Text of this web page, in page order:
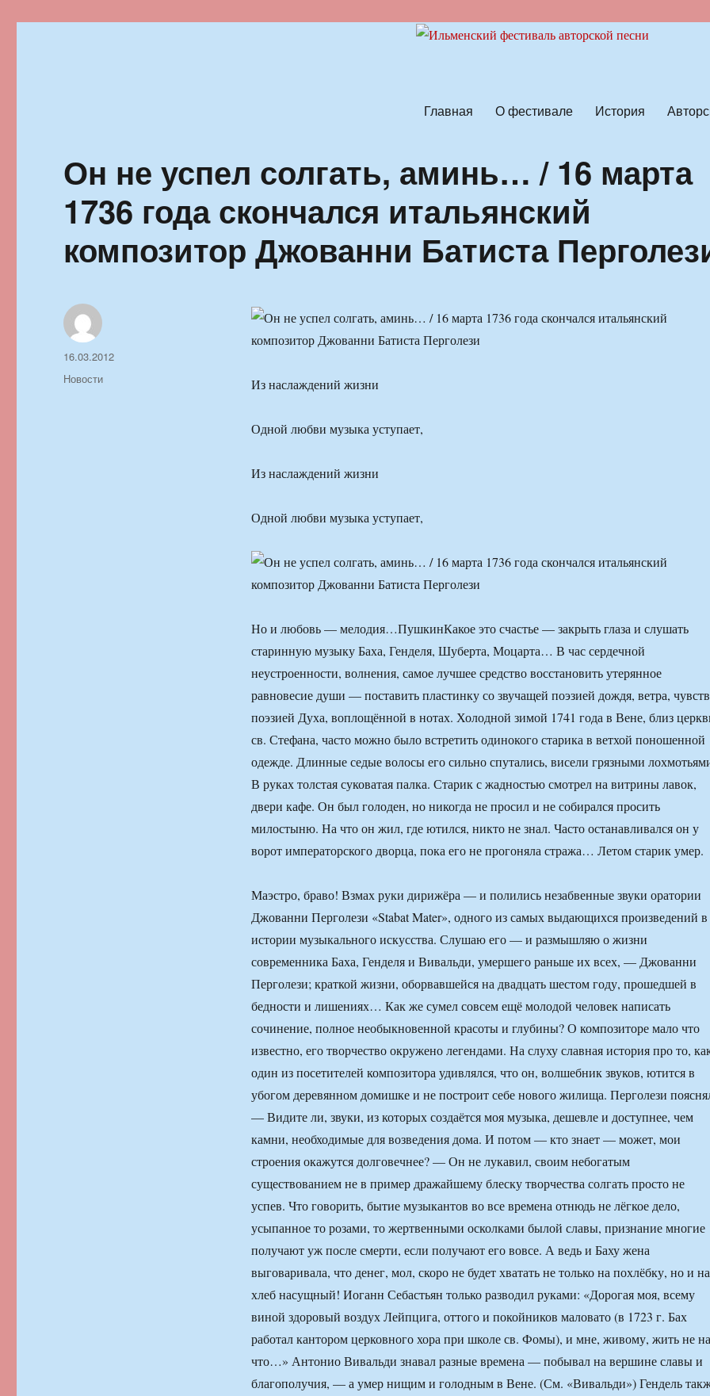
Главная О фестивале История
Он не успел солгать, аминь… / 16 марта
1736 года скончался итальянский
композитор Джованни Батиста
Из наслаждений жизни
Одной любви музыка уступает,
Из наслаждений жизни
Одной любви музыка уступает,
Но и любовь — мелодия…ПушкинКакое это счастье — закрыть глаза и слушать
старинную музыку Баха, Генделя, Шуберта, Моцарта… В час сердечной
неустроенности, волнения, самое лучшее средство восстановить утерянное
равновесие души — поставить пластинку со звучащей поэзией дождя, ветра,
поэзией Духа, воплощённой в нотах. Холодной зимой 1741 года в Вене, близ
св. Стефана, часто можно было встретить одинокого старика в ветхой поношенной
одежде. Длинные седые волосы его сильно спутались, висели грязными
В руках толстая суковатая палка. Старик с жадностью смотрел на витрины лавок,
двери кафе. Он был голоден, но никогда не просил и не собирался просить
милостыню. На что он жил, где ютился, никто не знал. Часто останавливался он у
ворот императорского дворца, пока его не прогоняла стража… Летом старик умер.
Маэстро, браво! Взмах руки дирижёра — и полились незабвенные звуки оратории
Джованни Перголези «Stabat Mater», одного из самых выдающихся произведений в
истории музыкального искусства. Слушаю его — и размышляю о жизни
современника Баха, Генделя и Вивальди, умершего раньше их всех, — Джованни
Перголези; краткой жизни, оборвавшейся на двадцать шестом году, прошедшей в
бедности и лишениях… Как же сумел совсем ещё молодой человек написать
сочинение, полное необыкновенной красоты и глубины? О композиторе мало что
известно, его творчество окружено легендами. На слуху славная история про то,
один из посетителей композитора удивлялся, что он, волшебник звуков, ютится в
убогом деревянном домишке и не построит себе нового жилища. Перголези
— Видите ли, звуки, из которых создаётся моя музыка, дешевле и доступнее, чем
камни, необходимые для возведения дома. И потом — кто знает — может, мои
строения окажутся долговечнее? — Он не лукавил, своим небогатым
существованием не в пример дражайшему блеску творчества солгать просто не
успев. Что говорить, бытие музыкантов во все времена отнюдь не лёгкое дело,
усыпанное то розами, то жертвенными осколками былой славы, признание многие
получают уж после смерти, если получают его вовсе. А ведь и Баху жена
выговаривала, что денег, мол, скоро не будет хватать не только на похлёбку, но и на
хлеб насущный! Иоганн Себастьян только разводил руками: «Дорогая моя, всему
виной здоровый воздух Лейпцига, оттого и покойников маловато (в 1723 г. Бах
работал кантором церковного хора при школе св. Фомы), и мне, живому, жить не на
что…» Антонио Вивальди знавал разные времена — побывал на вершине славы и
благополучия, — а умер нищим и голодным в Вене. (См. «Вивальди») Гендель
Автор
Опубликовано
16.03.2012
Рубрики
Новости